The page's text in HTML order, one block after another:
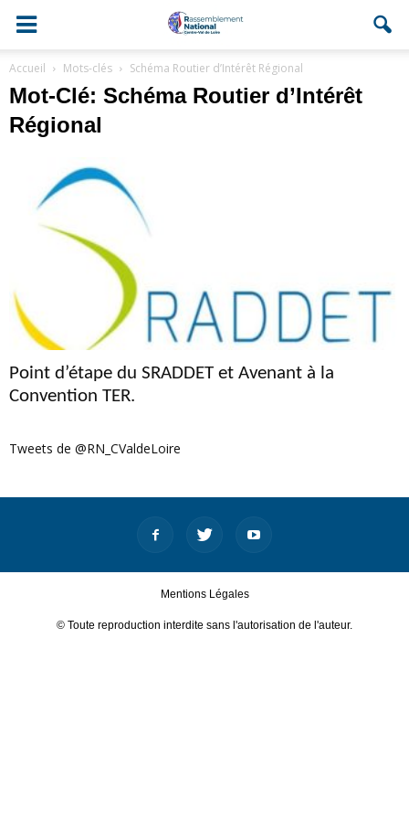
Accueil Mots-clés Schéma Routier d’Intérêt Régional
Mot-Clé: Schéma Routier d’Intérêt
Régional
Point d’étape du SRADDET et Avenant à la
Convention TER.
Tweets de @RN_CValdeLoire
Mentions Légales
© Toute reproduction interdite sans l'autorisation de l'auteur.